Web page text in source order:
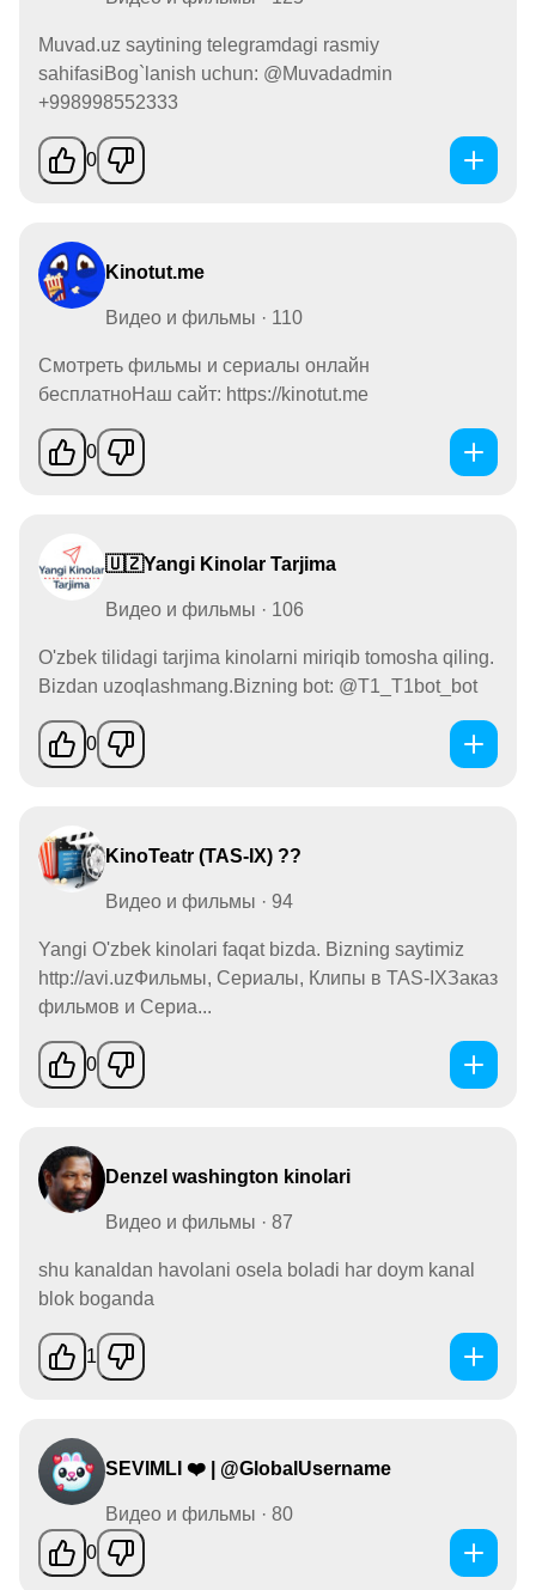
Muvad.uz saytining telegramdagi rasmiy
sahifasiBog`lanish uchun: @Muvadadmin
+998998552333
0
Kinotut.me
Видео и фильмы · 110
Смотреть фильмы и сериалы онлайн
бесплатноНаш сайт: https://kinotut.me
0
🇺🇿Yangi Kinolar Tarjima
Видео и фильмы · 106
O'zbek tilidagi tarjima kinolarni miriqib tomosha qiling.
Bizdan uzoqlashmang.Bizning bot: @T1_T1bot_bot
0
KinoTeatr (TAS-IX) ??
Видео и фильмы · 94
Yangi O'zbek kinolari faqat bizda. Bizning saytimiz
http://avi.uzФильмы, Сериалы, Клипы в TAS-IXЗаказ
фильмов и Сериа...
0
Denzel washington kinolari
Видео и фильмы · 87
shu kanaldan havolani osela boladi har doym kanal
blok boganda
1
SEVIMLI ❤️ | @GlobalUsername
Видео и фильмы · 80
0